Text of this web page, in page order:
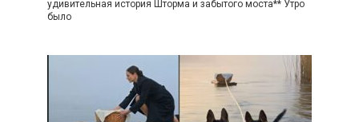
удивительная история Шторма и забытого моста** Утро
было